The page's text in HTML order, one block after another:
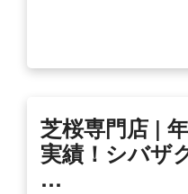
芝桜専門店 |
実績！シバザ
…